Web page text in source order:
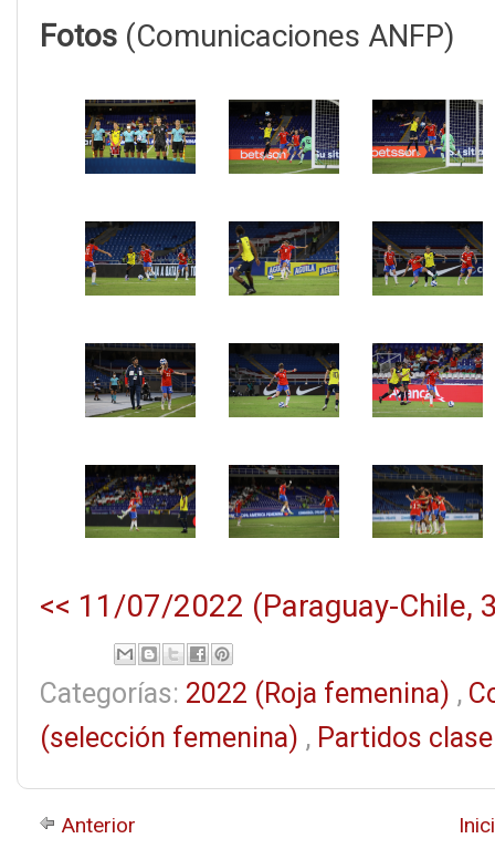
Fotos (Comunicaciones ANFP)
<< 11/07/2022 (Paraguay-Chile,
Categorías: 2022 (Roja femenina) ,
(selección femenina) , Partidos
Anterior